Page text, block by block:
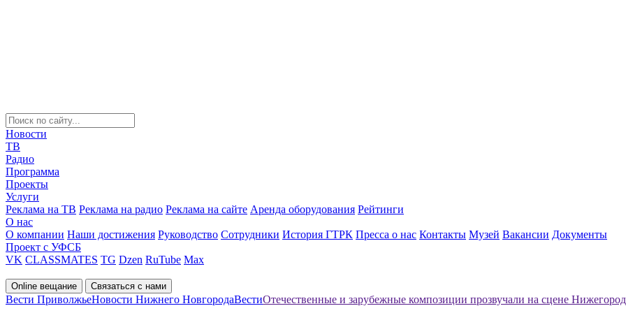
Новости
ТВ
Радио
Программа
Проекты
Услуги
Реклама на ТВ Реклама на радио Реклама на сайте Аренда оборудования Рейтинги
О нас
О компании Наши достижения Руководство Сотрудники История ГТРК Пресса о нас Контакты Музей Вакансии Документы
Проект с УФСБ
VK CLASSMATES TG Dzen RuTube Max
Online вещание Связаться с нами
Вести ПриволжьеНовости Нижнего НовгородаВестиОтечественные и зарубежные композиции прозвучали на сцене